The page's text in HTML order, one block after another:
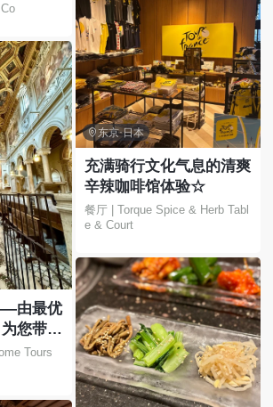
由最优
您带来
Tours
 东京·日本
充满骑行文化气息的清爽
辛辣咖啡馆体验☆
餐厅 | Torque Spice & Herb Tabl
e & Court